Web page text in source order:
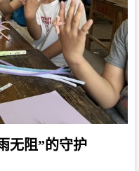
无阻”的守护